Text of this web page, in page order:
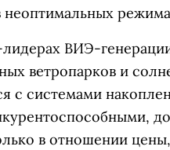
неоптимальных
ВИЭ-
ветропарков и
с системами
в отношении